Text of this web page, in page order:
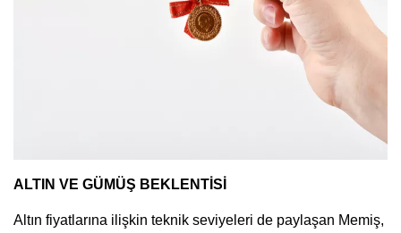
ALTIN VE GÜMÜŞ BEKLENTİSİ
Altın fiyatlarına ilişkin teknik seviyeleri de paylaşan Memiş,